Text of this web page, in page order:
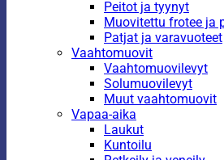
Peitot ja tyynyt
Muovitettu frotee ja
Patjat ja varavuoteet
Vaahtomuovit
Vaahtomuovilevyt
Solumuovilevyt
Muut vaahtomuovit
Vapaa-aika
Laukut
Kuntoilu